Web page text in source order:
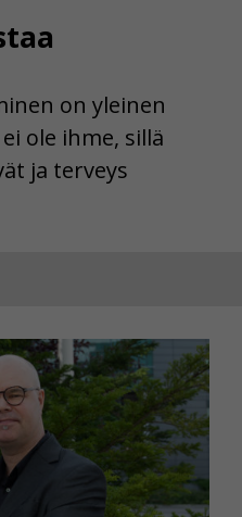
on yleinen
ole ihme, sillä
ja terveys